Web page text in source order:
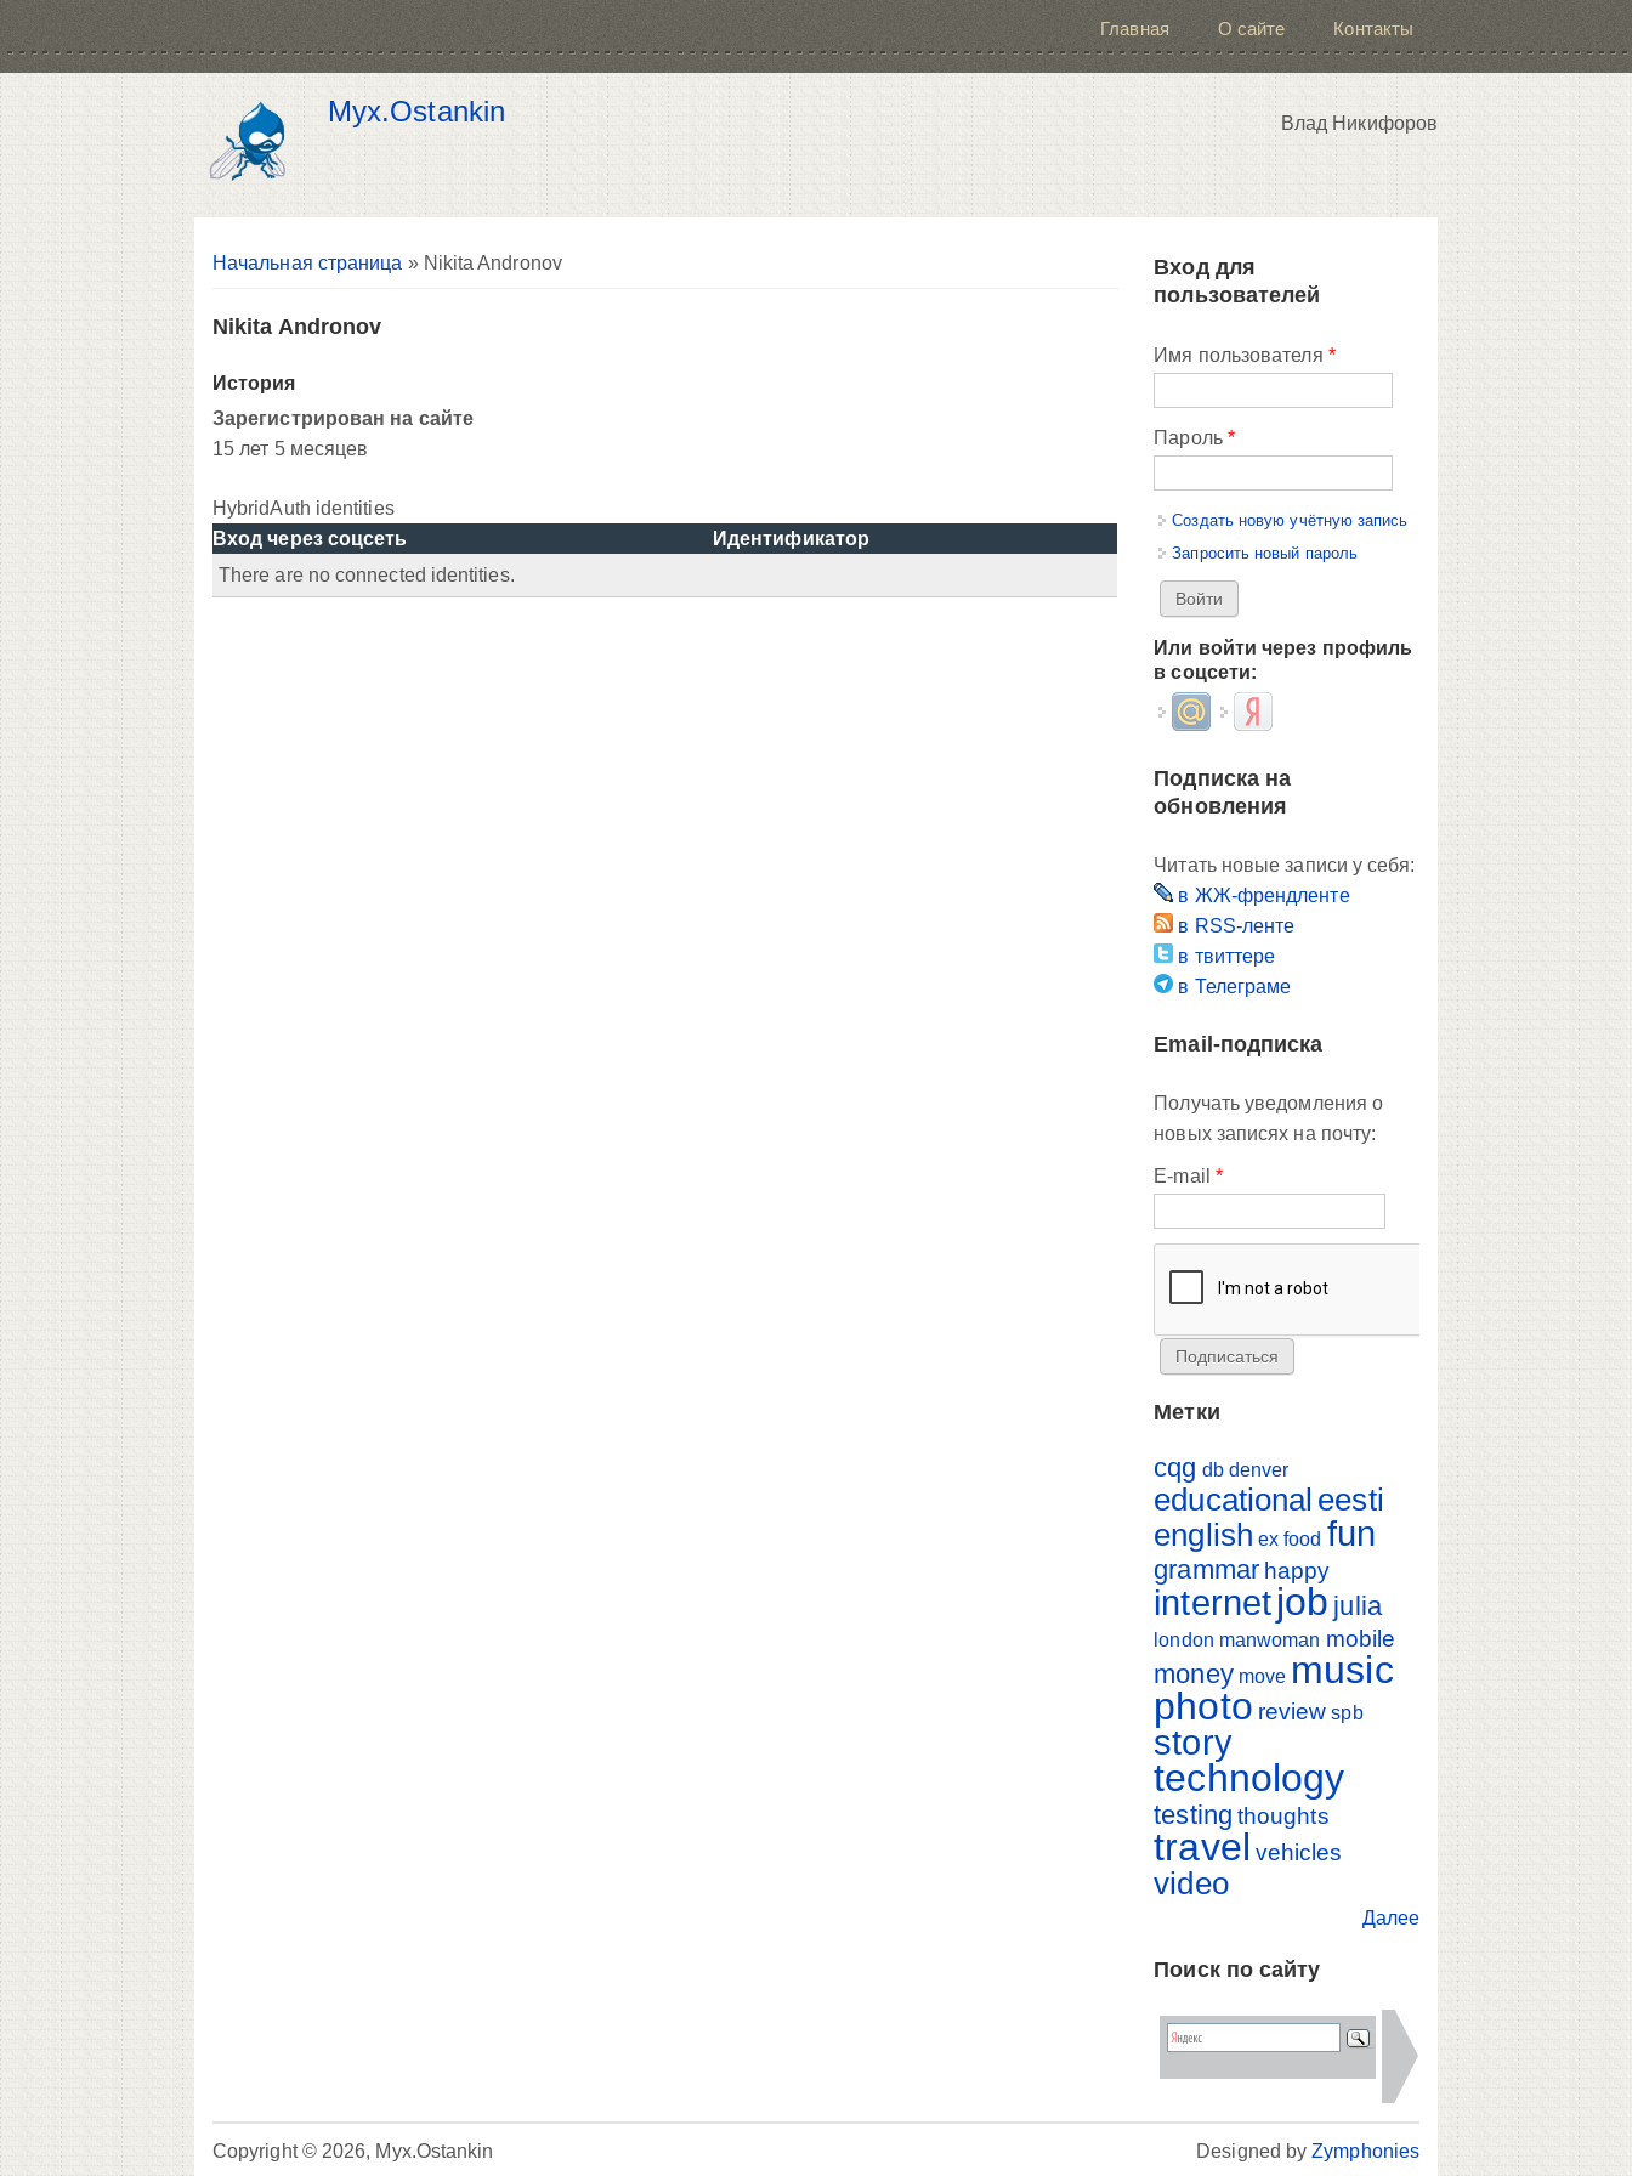
Главная О сайте Контакты
Myx.Ostankin Влад Никифоров
Вы здесь
Начальная страница » Nikita Andronov
Nikita Andronov
История
Зарегистрирован на сайте
15 лет 5 месяцев
HybridAuth identities
Вход через соцсеть
Идентификатор
There are no connected identities.
Вход для
пользователей
Имя пользователя *
Пароль *
Создать новую учётную запись
Запросить новый пароль
Или войти через профиль
в соцсети:
Login with Mail.ruLogin with Яндекс
Подписка на
обновления
Читать новые записи у себя:
в ЖЖ-френдленте
в RSS-ленте
в твиттере
в Телеграме
Email-подписка
Получать уведомления о
новых записях на почту:
E-mail *
Метки
cqg db denver
educational eesti
english ex food fun
grammar happy
internetjob julia
london manwoman mobile
money move music
photo review spb
story
technology
testing thoughts
travel vehicles
video
Далее
Поиск по сайту
Copyright © 2026, Myx.Ostankin Designed byZymphonies